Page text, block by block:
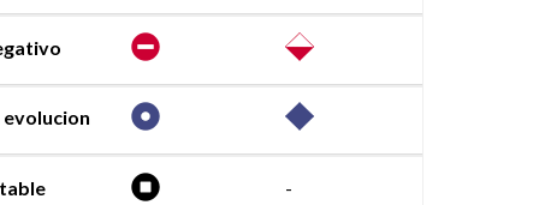
evolucion
-